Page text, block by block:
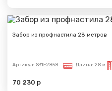
Забор из профнастила 28 метров
Артикул: S31E2858 Длина: 28 м
70 230 р